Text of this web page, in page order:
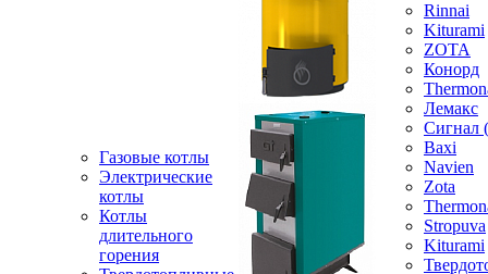
Газовые котлы
Электрические
котлы
Котлы
длительного
горения
Rinnai
Kiturami
ZOTA
Конорд
Лемакс
Baxi
Navien
Zota
Stropuva
Kiturami